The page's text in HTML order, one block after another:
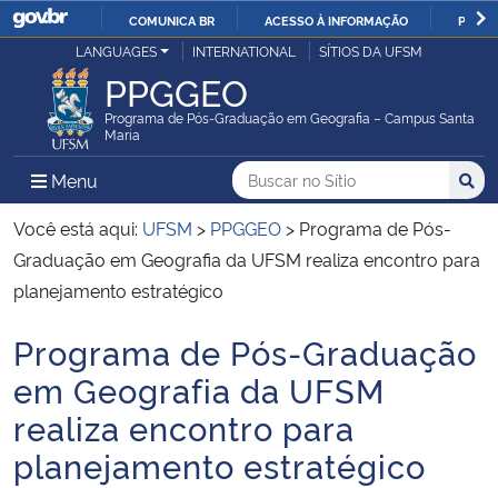
IR
O
COMUNICA BR ACESSO À INFORMAÇÃO
Ministério da Justiça e Segurança Pública
Ministério da Defesa
Ministério das Relações Exteriores
Ministério da Economia
Ministério da Infraestrutura
Ministério da Agricultura, Pecuária e Abastecimento
Ministério da Educação
LANGUAGES INTERNATIONAL SÍTIOS DA UFSM
PPGGEO
Programa de Pós-Graduação em Geografia – Campus Santa
Maria
Menu Menu Principal do Sítio
Busca
Buscar no no Sítio
Busca:
Você está aqui: UFSM > PPGGEO > Programa de Pós-
Graduação em Geografia da UFSM realiza encontro para
planejamento estratégico
Início do conteúdo
Programa de Pós-Graduação
em Geografia da UFSM
realiza encontro para
planejamento estratégico